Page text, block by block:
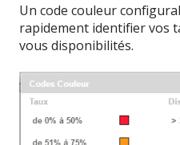
Un code couleur
rapidement identifier vos
vous disponibilités.